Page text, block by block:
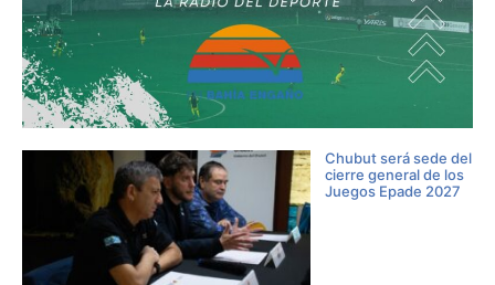
Chubut será sede del
cierre general de los
Juegos Epade 2027